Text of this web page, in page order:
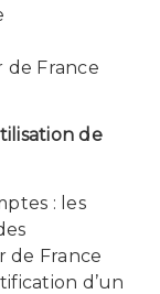
de France
de
: les
de France
d’un